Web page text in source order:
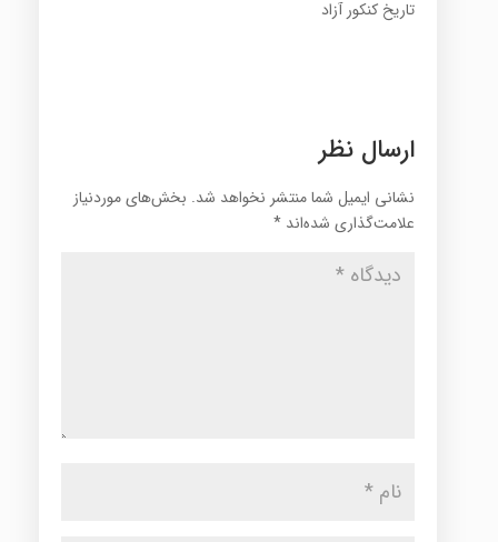
تاریخ کنکور آزاد
ارسال نظر
نشانی ایمیل شما منتشر نخواهد شد. بخش‌های موردنیاز
علامت‌گذاری شده‌اند *